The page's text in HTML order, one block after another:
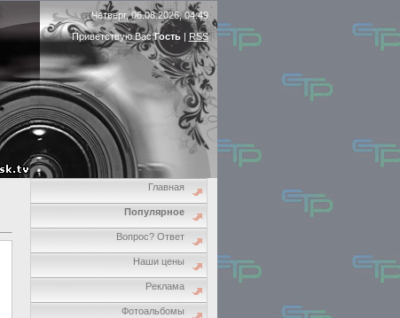
Четверг, 06.08.2026, 04:49
Приветствую ВасГость| RSS
Главная
Популярное
Вопрос? Ответ
Наши цены
Реклама
Фотоальбомы